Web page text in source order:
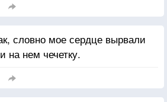
словно мое сердце вырвали
на нем чечетку.